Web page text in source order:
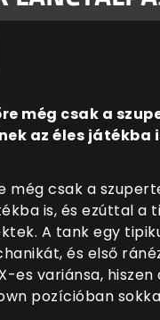
még csak a
az éles játékba
még csak a
is, és ezúttal a
A tank egy
és első
es variánsa,
pozícióban